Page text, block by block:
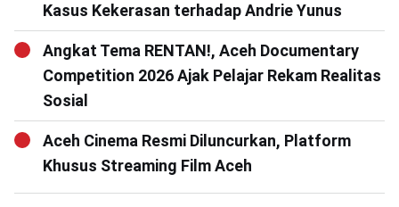
Kasus Kekerasan terhadap Andrie Yunus
Angkat Tema RENTAN!, Aceh Documentary
Competition 2026 Ajak Pelajar Rekam Realitas
Sosial
Aceh Cinema Resmi Diluncurkan, Platform
Khusus Streaming Film Aceh